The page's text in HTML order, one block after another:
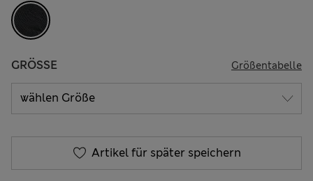
GRÖSSE Größentabelle
Artikel für später speichern